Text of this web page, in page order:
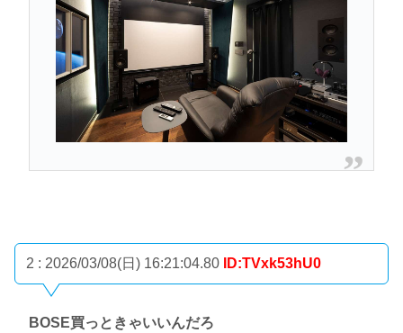
2 : 2026/03/08(日) 16:21:04.80 ID:TVxk53hU0
BOSE買っときゃいいんだろ